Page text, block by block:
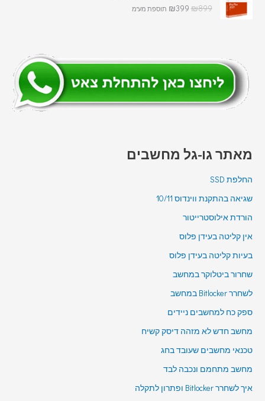
₪899
₪399 תוספת מע"מ
מאתר גו-גל מחשבים
החלפת SSD
שגיאה בהתקנת ווינדוס 10/11
הורדת אילוסטרייטור
אין קליטה בעידן פלוס
בעיות קליטה בעידן פלוס
שחרור ביטלוקר במחשב
לשחרר Bitlocker במחשב
ספק כח למחשבים ניידים
מחשב חדש לא מזהה דיסק קשיח
טכנאי מחשבים שעובד בחג
מחשב מתחמם ונכבה לבד
איך לשחרר Bitlocker ופתרון לתקלה